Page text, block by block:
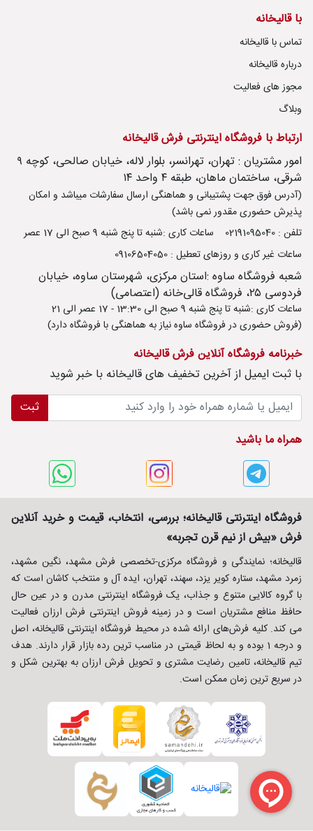
با قالیخانه
تماس با قالیخانه
درباره قالیخانه
مجوز های فعالیت
وبلاگ
ارتباط با فروشگاه اینترنتی فرش قالیخانه
امور مشتریان : تهران، تهرانسر، بلوار لاله، خیابان صالحی، کوچه ۹
شرقی، ساختمان ماهان، طبقه ۴ واحد ۱۴
(آدرس فوق جهت پشتیبانی و هماهنگی ارسال سفارشات میباشد و امکان
پذیرش حضوری مقدور نمی باشد)
تلفن : 02191095040
ساعات کاری :شنبه تا پنج شنبه 9 صبح الی 17 عصر
ساعات غیر کاری و روزهای تعطیل : 09106504050
شعبه فروشگاه ساوه :استان مرکزی، شهرستان ساوه، خیابان
فردوسی ۲۵، فروشگاه قالی‌خانه (اعتصامی)
ساعات کاری :شنبه تا پنج شنبه 9 صبح الی 13:30 - 17 عصر الی 21
(فروش حضوری در فروشگاه ساوه نیاز به هماهنگی با فروشگاه دارد)
خبرنامه فروشگاه آنلاین فرش قالیخانه
با ثبت ايميل از آخرین تخفیف های قالیخانه با خبر شوید
ثبت
همراه ما باشید
فروشگاه اینترنتی قالیخانه؛ بررسی، انتخاب، قیمت و خرید آنلاین
فرش «بیش از نیم قرن تجربه»
قالیخانه؛ نمایندگی و فروشگاه مرکزی-تخصصی فرش مشهد، نگین مشهد،
زمرد مشهد، ستاره کویر یزد، سهند، تهران، ایده آل و منتخب کاشان است که
با گروه کالایی متنوع و جذاب، یک فروشگاه اینترنتی مدرن و در عین حال
حافظ منافع مشتریان است و در زمینه فروش اینترنتی فرش ارزان فعالیت
می کند. کلیه فرش‌های ارائه شده در محیط فروشگاه اینترنتی قالیخانه، اصل
و درجه 1 بوده و به لحاظ قیمتی در مناسب ترین رده بازار قرار دارند. هدف
تیم قالیخانه، تامین رضایت مشتری و تحویل فرش ارزان به بهترین شکل و
در سریع ترین زمان ممکن است.